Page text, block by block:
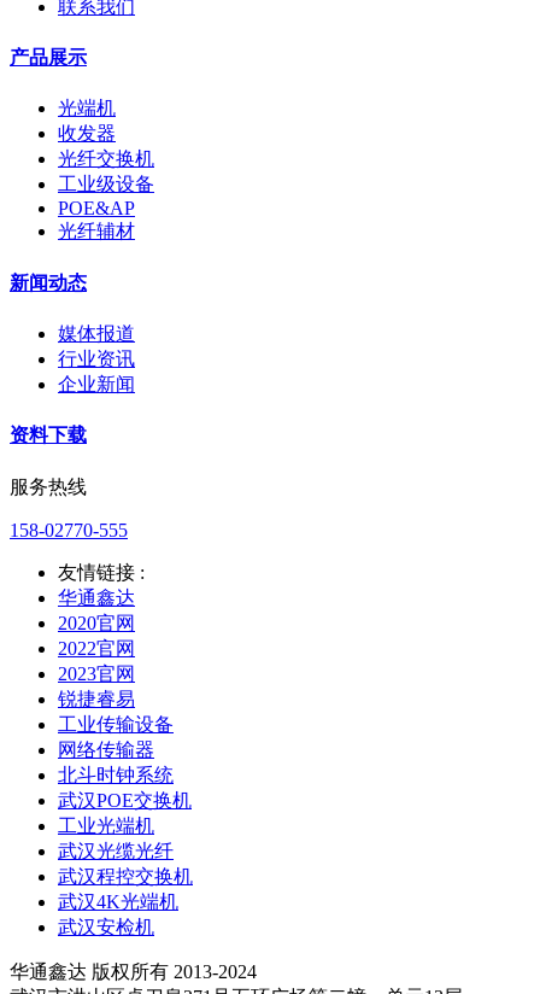
联系我们
产品展示
光端机
收发器
光纤交换机
工业级设备
POE&AP
光纤辅材
新闻动态
媒体报道
行业资讯
企业新闻
资料下载
服务热线
158-02770-555
友情链接 :
华通鑫达
2020官网
2022官网
2023官网
锐捷睿易
工业传输设备
网络传输器
北斗时钟系统
武汉POE交换机
工业光端机
武汉光缆光纤
武汉程控交换机
武汉4K光端机
武汉安检机
华通鑫达 版权所有 2013-2024